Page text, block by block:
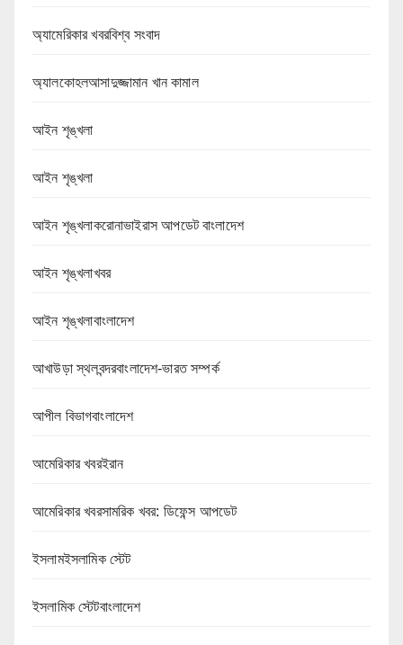
অ্যামেরিকার খবরবিশ্ব সংবাদ
অ্যালকোহলআসাদুজ্জামান খান কামাল
আইন শৃঙ্খলা
আইন শৃঙ্খলা
আইন শৃঙ্খলাকরোনাভাইরাস আপডেট বাংলাদেশ
আইন শৃঙ্খলাখবর
আইন শৃঙ্খলাবাংলাদেশ
আখাউড়া স্থলবন্দরবাংলাদেশ-ভারত সম্পর্ক
আপীল বিভাগবাংলাদেশ
আমেরিকার খবরইরান
আমেরিকার খবরসামরিক খবর: ডিফেন্স আপডেট
ইসলামইসলামিক স্টেট
ইসলামিক স্টেটবাংলাদেশ